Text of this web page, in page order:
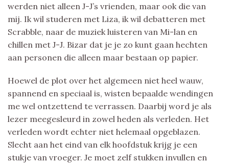
werden niet alleen J-J’s vrienden, maar ook die van
mij. Ik wil studeren met Liza, ik wil debatteren met
Scrabble, naar de muziek luisteren van Mi-lan en
chillen met J-J. Bizar dat je je zo kunt gaan hechten
aan personen die alleen maar bestaan op papier.
Hoewel de plot over het algemeen niet heel wauw,
spannend en speciaal is, wisten bepaalde wendingen
me wel ontzettend te verrassen. Daarbij word je als
lezer meegesleurd in zowel heden als verleden. Het
verleden wordt echter niet helemaal opgeblazen.
Slecht aan het eind van elk hoofdstuk krijg je een
stukje van vroeger. Je moet zelf stukken invullen en